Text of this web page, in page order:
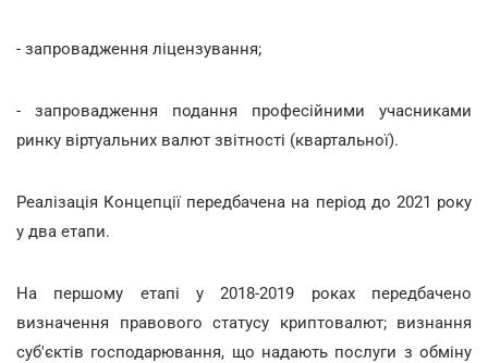
- запровадження ліцензування;
- запровадження подання професійними учасниками
ринку віртуальних валют звітності (квартальної).
Реалізація Концепції передбачена на період до 2021 року
у два етапи.
На першому етапі у 2018-2019 роках передбачено
визначення правового статусу криптовалют; визнання
суб'єктів господарювання, що надають послуги з обміну